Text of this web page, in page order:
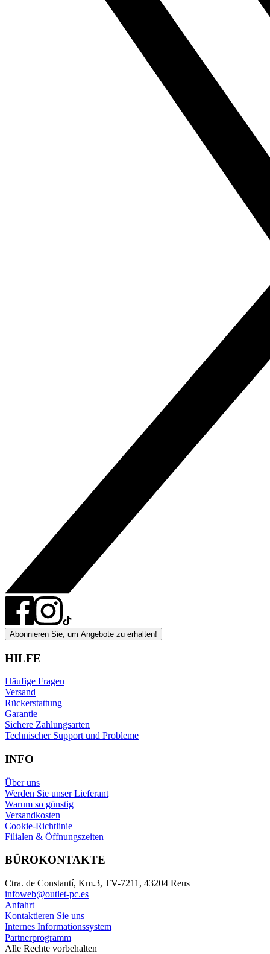
Abonnieren Sie, um Angebote zu erhalten!
HILFE
Häufige Fragen
Versand
Rückerstattung
Garantie
Sichere Zahlungsarten
Technischer Support und Probleme
INFO
Über uns
Werden Sie unser Lieferant
Warum so günstig
Versandkosten
Cookie-Richtlinie
Filialen & Öffnungszeiten
BÜROKONTAKTE
Ctra. de Constantí, Km.3, TV-7211, 43204 Reus
infoweb@outlet-pc.es
Anfahrt
Kontaktieren Sie uns
Internes Informationssystem
Partnerprogramm
Alle Rechte vorbehalten